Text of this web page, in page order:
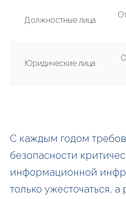
Должностные лица
Юридические лица
С каждым годом
безопасности
информационной
только ужесточаться,